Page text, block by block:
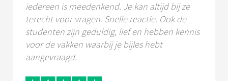
iedereen is meedenkend. Je kan altijd bij ze
terecht voor vragen. Snelle reactie. Ook de
studenten zijn geduldig, lief en hebben kennis
voor de vakken waarbij je bijles hebt
aangevraagd.